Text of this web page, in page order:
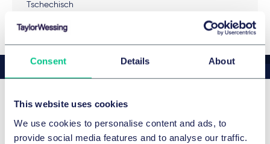
Consent Details About
This website uses cookies
We use cookies to personalise content and ads, to
provide social media features and to analyse our traffic.
Tschechisch
News & Insights: Eva
Smoleňová